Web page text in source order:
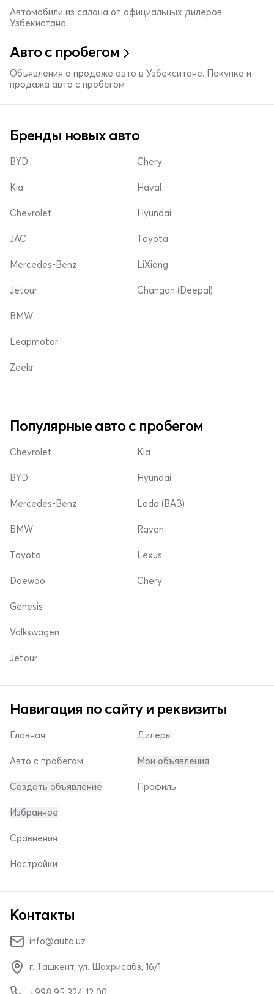
Автомобили из салона от официальных дилеров
Узбекистана
Авто с пробегом
Объявления о продаже авто в Узбекситане. Покупка и
продажа авто с пробегом
Бренды новых авто
BYD
Kia
Chevrolet
Chery
Haval
Hyundai
JAC
Mercedes-Benz
Jetour
Toyota
LiXiang
Changan (Deepal)
BMW
Leapmotor
Zeekr
Популярные авто с пробегом
Chevrolet
BYD
Mercedes-Benz
Kia
Hyundai
Lada (ВАЗ)
BMW
Toyota
Daewoo
Ravon
Lexus
Chery
Genesis
Volkswagen
Jetour
Навигация по сайту и реквизиты
Главная
Авто с пробегом
Создать объявление
Дилеры
Мои объявления
Профиль
Избранное
Сравнения
Настройки
Контакты
info@auto.uz
г. Ташкент, ул. Шахрисабз, 16/1